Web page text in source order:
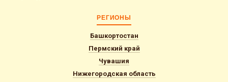
РЕГИОНЫ
Башкортостан
Пермский край
Чувашия
Нижегородская область